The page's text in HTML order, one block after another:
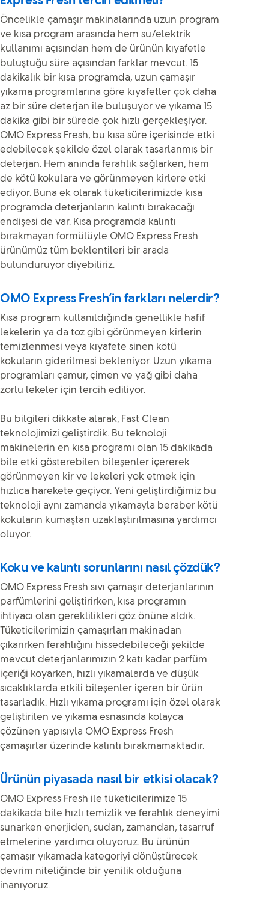
Öncelikle çamaşır makinalarında uzun program
ve kısa program arasında hem su/elektrik
kullanımı açısından hem de ürünün kıyafetle
buluştuğu süre açısından farklar mevcut. 15
dakikalık bir kısa programda, uzun çamaşır
yıkama programlarına göre kıyafetler çok daha
az bir süre deterjan ile buluşuyor ve yıkama 15
dakika gibi bir sürede çok hızlı gerçekleşiyor.
OMO Express Fresh, bu kısa süre içerisinde etki
edebilecek şekilde özel olarak tasarlanmış bir
deterjan. Hem anında ferahlık sağlarken, hem
de kötü kokulara ve görünmeyen kirlere etki
ediyor. Buna ek olarak tüketicilerimizde kısa
programda deterjanların kalıntı bırakacağı
endişesi de var. Kısa programda kalıntı
bırakmayan formülüyle OMO Express Fresh
ürünümüz tüm beklentileri bir arada
bulunduruyor diyebiliriz.
OMO Express Fresh’in farkları nelerdir?
Kısa program kullanıldığında genellikle hafif
lekelerin ya da toz gibi görünmeyen kirlerin
temizlenmesi veya kıyafete sinen kötü
kokuların giderilmesi bekleniyor. Uzun yıkama
programları çamur, çimen ve yağ gibi daha
zorlu lekeler için tercih ediliyor.
Bu bilgileri dikkate alarak, Fast Clean
teknolojimizi geliştirdik. Bu teknoloji
makinelerin en kısa programı olan 15 dakikada
bile etki gösterebilen bileşenler içererek
görünmeyen kir ve lekeleri yok etmek için
hızlıca harekete geçiyor. Yeni geliştirdiğimiz bu
teknoloji aynı zamanda yıkamayla beraber kötü
kokuların kumaştan uzaklaştırılmasına yardımcı
oluyor.
Koku ve kalıntı sorunlarını nasıl çözdük?
OMO Express Fresh sıvı çamaşır deterjanlarının
parfümlerini geliştirirken, kısa programın
ihtiyacı olan gereklilikleri göz önüne aldık.
Tüketicilerimizin çamaşırları makinadan
çıkarırken ferahlığını hissedebileceği şekilde
mevcut deterjanlarımızın 2 katı kadar parfüm
içeriği koyarken, hızlı yıkamalarda ve düşük
sıcaklıklarda etkili bileşenler içeren bir ürün
tasarladık. Hızlı yıkama programı için özel olarak
geliştirilen ve yıkama esnasında kolayca
çözünen yapısıyla OMO Express Fresh
çamaşırlar üzerinde kalıntı bırakmamaktadır.
Ürünün piyasada nasıl bir etkisi olacak?
OMO Express Fresh ile tüketicilerimize 15
dakikada bile hızlı temizlik ve ferahlık deneyimi
sunarken enerjiden, sudan, zamandan, tasarruf
etmelerine yardımcı oluyoruz. Bu ürünün
çamaşır yıkamada kategoriyi dönüştürecek
devrim niteliğinde bir yenilik olduğuna
inanıyoruz.